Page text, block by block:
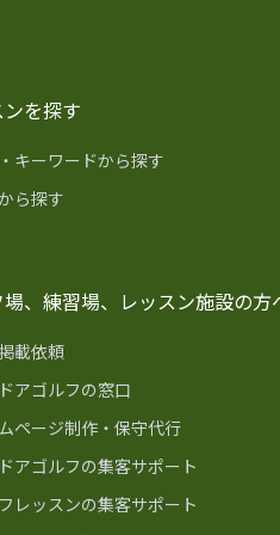
ンを探す
キーワードから探す
ら探す
場、練習場、レッスン施設の方
載依頼
アゴルフの窓口
ページ制作・保守代行
アゴルフの集客サポート
レッスンの集客サポート